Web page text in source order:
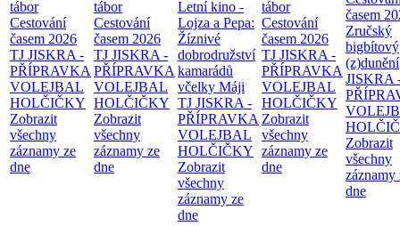
tábor
Cestování
časem 2026
TJ JISKRA -
PŘÍPRAVKA
VOLEJBAL
HOLČIČKY
Zobrazit
všechny
záznamy ze
dne
tábor
Cestování
časem 2026
TJ JISKRA -
PŘÍPRAVKA
VOLEJBAL
HOLČIČKY
Zobrazit
všechny
záznamy ze
dne
Letní kino -
Lojza a Pepa:
Žíznivé
dobrodružství
kamarádů
včelky Máji
TJ JISKRA -
PŘÍPRAVKA
VOLEJBAL
HOLČIČKY
Zobrazit
všechny
záznamy ze
dne
tábor
Cestování
časem 2026
TJ JISKRA -
PŘÍPRAVKA
VOLEJBAL
HOLČIČKY
Zobrazit
všechny
záznamy ze
dne
časem
Zručský
bigbítový
(z)dunění
JISKRA
Zobrazit
všechny
záznamy
dne